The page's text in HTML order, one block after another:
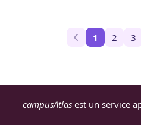
1 2 3
campusAtlas est un service